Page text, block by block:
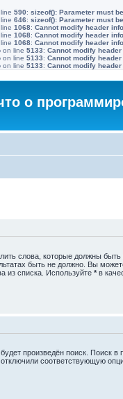
590: sizeof(): Parameter must
646: sizeof(): Parameter must
1068: Cannot modify header
1068: Cannot modify header
1068: Cannot modify header
on line 5133: Cannot modify
on line 5133: Cannot modify
on line 5133: Cannot modify
о
слова, которые должны быть
быть не должно. Вы
из списка. Используйте * в
произведён поиск. Поиск в
соответствующую